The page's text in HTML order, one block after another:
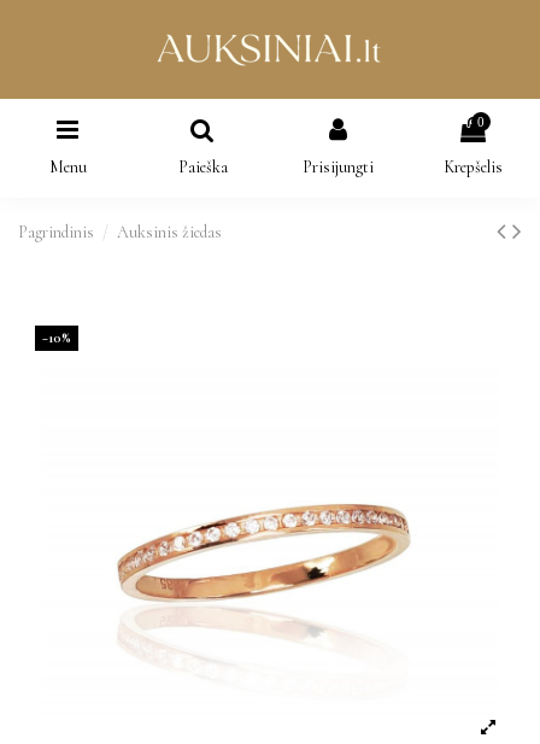
Menu Paieška Prisijungti
0
Krepšelis
Pagrindinis Auksinis žiedas
−10%